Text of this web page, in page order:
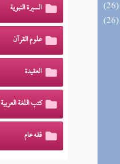
السيرة النبوية
علوم القرآن
العقيدة
كتب اللغة العربية
فقه عام